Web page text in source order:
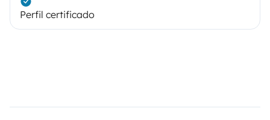
Perfil certificado